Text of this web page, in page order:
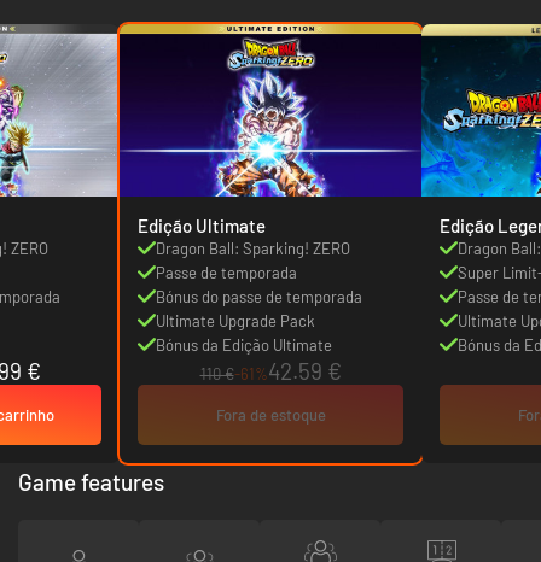
ZERO
€
Edição Ultimate
Dragon Ball: Sparking! ZERO
Passe de temporada
Bónus do passe de temporada
Ultimate Upgrade Pack
Bónus da Edição Ultimate
110 €-61%42.59 €
Fora de estoque
Edição
Dragon
Super
Passe de
Ultimate
Bónus da
Game features